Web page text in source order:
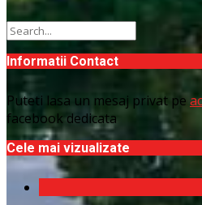
Informatii Contact
Puteti lasa un mesaj privat pe
facebook dedicata
Cele mai vizualizate